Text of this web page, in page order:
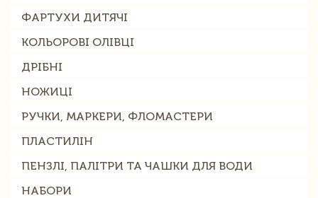
ФАРТУХИ ДИТЯЧІ
КОЛЬОРОВІ ОЛІВЦІ
ДРІБНІ
НОЖИЦІ
РУЧКИ, МАРКЕРИ, ФЛОМАСТЕРИ
ПЛАСТИЛІН
ПЕНЗЛІ, ПАЛІТРИ ТА ЧАШКИ ДЛЯ ВОДИ
НАБОРИ